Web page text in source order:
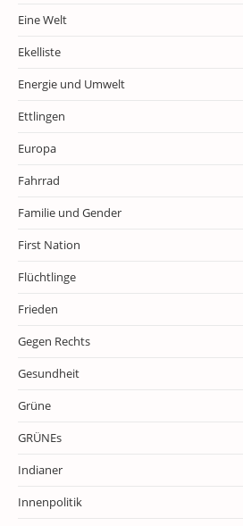
Eine Welt
Ekelliste
Energie und Umwelt
Ettlingen
Europa
Fahrrad
Familie und Gender
First Nation
Flüchtlinge
Frieden
Gegen Rechts
Gesundheit
Grüne
GRÜNEs
Indianer
Innenpolitik